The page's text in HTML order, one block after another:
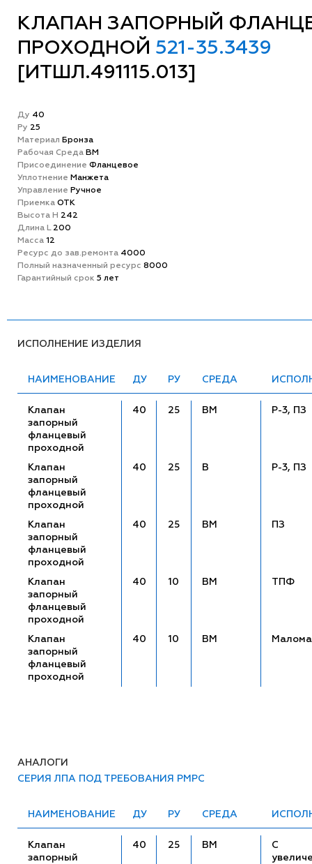
КЛАПАН ЗАПОРНЫЙ
ПРОХОДНОЙ 521-35.3439
[ИТШЛ.491115.013]
Ду 40
Ру 25
Матeриал Бронза
Рабочая Среда ВМ
Присоединение Фланцевое
Уплотнение Манжета
Управление Ручное
Приемка ОТК
Высота H 242
Длина L 200
Масса 12
Ресурс до зав.ремонта 4000
Полный назначенный ресурс 8000
Гарантийный срок 5 лет
ИСПОЛНЕНИЕ ИЗДЕЛИЯ
НАИМЕНОВАНИЕ ДУ РУ СРЕДА
Клапан
запорный
фланцевый
проходной
40 25 ВМ Р-3, ПЗ
Клапан
запорный
фланцевый
проходной
40 25 В Р-3, ПЗ
Клапан
запорный
фланцевый
проходной
40 25 ВМ ПЗ
Клапан
запорный
фланцевый
проходной
40 10 ВМ ТПФ
Клапан
запорный
фланцевый
проходной
40 10 ВМ
АНАЛОГИ
СЕРИЯ ЛПА ПОД ТРЕБОВАНИЯ РМРС
НАИМЕНОВАНИЕ ДУ РУ СРЕДА
Клапан
запорный
40 25 ВМ
С